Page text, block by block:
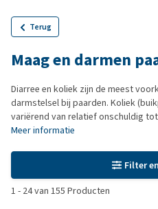
Terug
Maag en darmen
Diarree en koliek zijn de meest
darmstelsel bij paarden. Koliek
variërend van relatief onschuldig
Meer informatie
Filter
1 - 24van 155 Producten